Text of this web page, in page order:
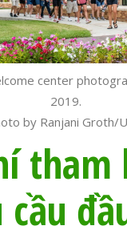
center
2019.
by Ranjani Groth/
tham
cầu